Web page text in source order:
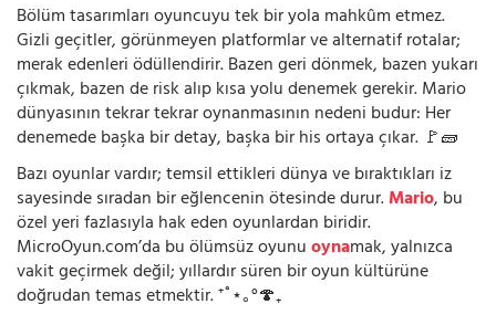
Bölüm tasarımları oyuncuyu tek bir yola mahkûm etmez.
Gizli geçitler, görünmeyen platformlar ve alternatif rotalar;
merak edenleri ödüllendirir. Bazen geri dönmek, bazen yukarı
çıkmak, bazen de risk alıp kısa yolu denemek gerekir. Mario
dünyasının tekrar tekrar oynanmasının nedeni budur: Her
denemede başka bir detay, başka bir his ortaya çıkar. 🚩🧱
Bazı oyunlar vardır; temsil ettikleri dünya ve bıraktıkları iz
sayesinde sıradan bir eğlencenin ötesinde durur.Mario, bu
özel yeri fazlasıyla hak eden oyunlardan biridir.
MicroOyun.com’da bu ölümsüz oyunuoynamak, yalnızca
vakit geçirmek değil; yıllardır süren bir oyun kültürüne
doğrudan temas etmektir. ⁺˚⋆｡°🍄₊